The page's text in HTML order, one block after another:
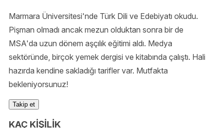
Marmara Üniversitesi'nde Türk Dili ve Edebiyatı okudu.
Pişman olmadı ancak mezun olduktan sonra bir de
MSA'da uzun dönem aşçılık eğitimi aldı. Medya
sektöründe, birçok yemek dergisi ve kitabında çalıştı. Hali
hazırda kendine sakladığı tarifler var. Mutfakta
bekleniyorsunuz!
Takip et
KAÇ KİŞİLİK